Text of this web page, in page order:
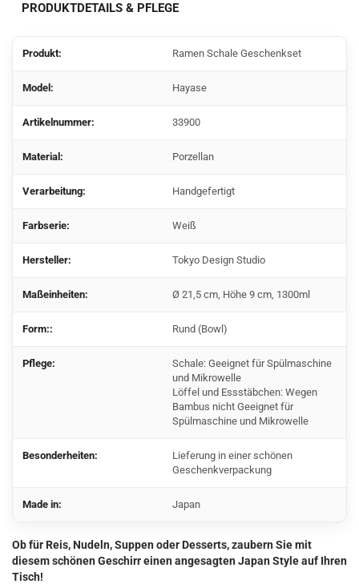
PRODUKTDETAILS & PFLEGE
Produkt: Ramen Schale Geschenkset
Model: Hayase
Artikelnummer: 33900
Material: Porzellan
Verarbeitung: Handgefertigt
Farbserie: Weiß
Hersteller: Tokyo Design Studio
Maßeinheiten: Ø 21,5 cm, Höhe 9 cm, 1300ml
Form:: Rund (Bowl)
Pflege:
Schale: Geeignet für Spülmaschine
und Mikrowelle
Löffel und Essstäbchen: Wegen
Bambus nicht Geeignet für
Spülmaschine und Mikrowelle
Besonderheiten:
Lieferung in einer schönen
Geschenkverpackung
Made in: Japan
Ob für Reis, Nudeln, Suppen oder Desserts, zaubern Sie mit
diesem schönen Geschirr einen angesagten Japan Style auf Ihren
Tisch!